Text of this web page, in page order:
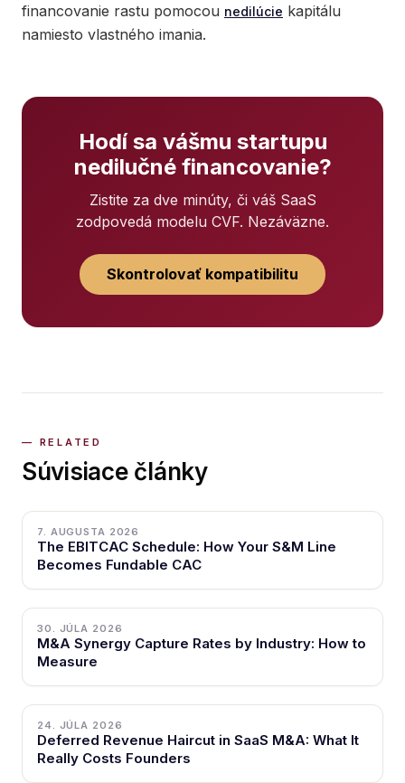
financovanie rastu pomocou nedilúcie kapitálu
namiesto vlastného imania.
Hodí sa vášmu startupu
nedilučné financovanie?
Zistite za dve minúty, či váš SaaS
zodpovedá modelu CVF. Nezáväzne.
Skontrolovať kompatibilitu
Súvisiace články
7. AUGUSTA 2026
The EBITCAC Schedule: How Your S&M Line
Becomes Fundable CAC
30. JÚLA 2026
M&A Synergy Capture Rates by Industry: How to
Measure
24. JÚLA 2026
Deferred Revenue Haircut in SaaS M&A: What It
Really Costs Founders